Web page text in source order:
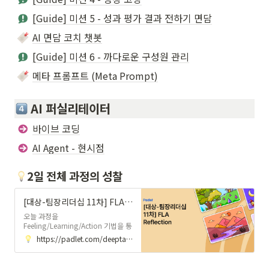
[Guide] 미션 5 - 성과 평가 결과 전하기 면담
AI 면담 코치 챗봇
[Guide] 미션 6 - 까다로운 구성원 관리
메타 프롬프트 (Meta Prompt)
AI 퍼실리테이터
바이브 코딩
AI Agent - 현시점
2일 전체 과정의 성찰
[대상-팀장리더십 11차] FLA Reflection
오늘 과정을
Feeling/Learning/Action 기법을 통
해 리뷰하고 성잘합니다! 오늘 과정을
리마인드 하시면서, 각각의 카테고리
에 1개 이상의 의견을 남겨주세요~
https://padlet.com/deeptactlearning/11-fla-reflection-u280em5waxjbp6u7